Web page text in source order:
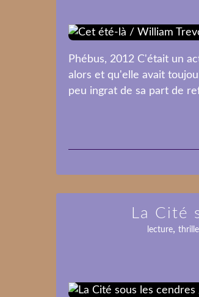
Phébus, 2012 C'était un
alors et qu'elle avait
peu ingrat de sa part de
La Cité
lecture,